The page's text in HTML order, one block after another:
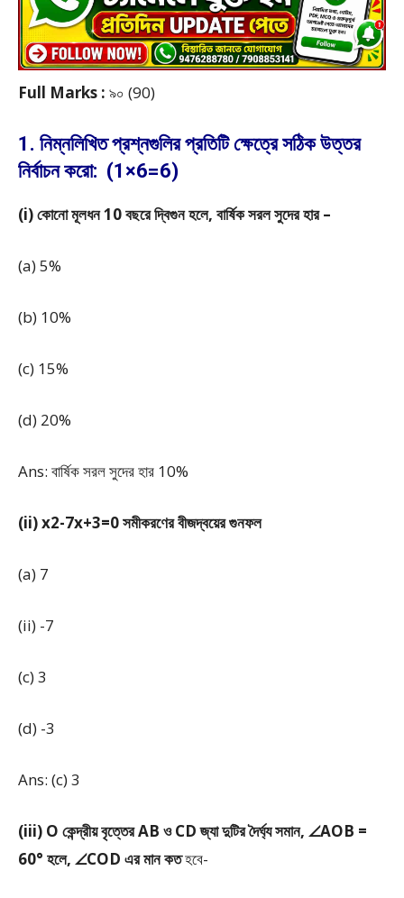
Full Marks : ৯০ (90)
1. নিম্নলিখিত প্রশ্নগুলির প্রতিটি ক্ষেত্রে সঠিক উত্তর
নির্বাচন করো: (1×6=6)
(i) কোনো মূলধন 10 বছরে দ্বিগুন হলে, বার্ষিক সরল সুদের হার –
(a) 5%
(b) 10%
(c) 15%
(d) 20%
Ans: বার্ষিক সরল সুদের হার 10%
(ii) x2-7x+3=0 সমীকরণের বীজদ্বয়ের গুনফল
(a) 7
(ii) -7
(c) 3
(d) -3
Ans: (c) 3
(iii) O কেন্দ্রীয় বৃত্তের AB ও CD জ্যা দুটির দৈর্ঘ্য সমান, ∠AOB =
60° হলে, ∠COD এর মান কতহবে-